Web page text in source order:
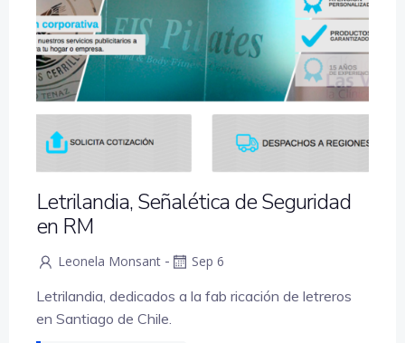
Letrilandia, Señalética de Seguridad
en RM
Leonela Monsant - Sep 6
Letrilandia, dedicados a la fab ricación de letreros
en Santiago de Chile.